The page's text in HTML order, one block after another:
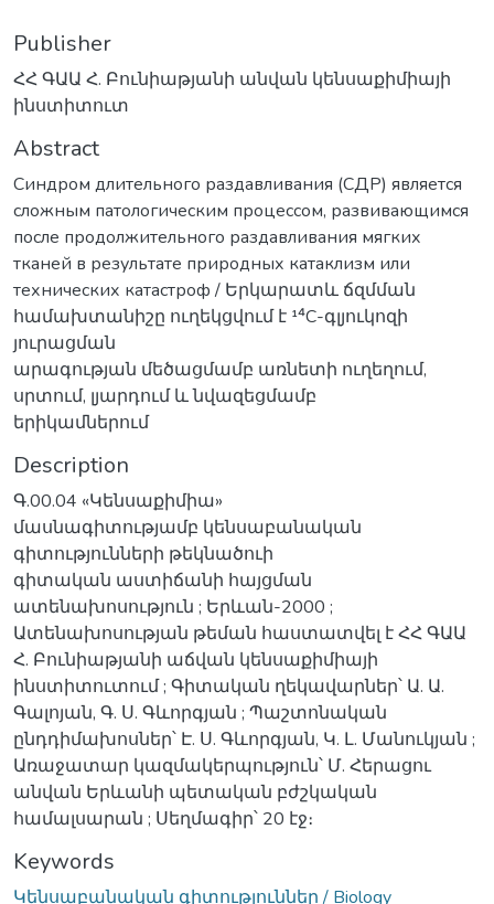
Publisher
ՀՀ ԳԱԱ Հ. Բունիաթյանի անվան կենսաքիմիայի
ինստիտուտ
Abstract
Синдром длительного раздавливания (СДР) является
сложным патологическим процессом, развивающимся
после продолжительного раздавливания мягких
тканей в результате природных катаклизм или
технических катастроф / Երկարատև ճզմման
համախտանիշը ուղեկցվում է ¹⁴C-գլյուկոզի
յուրացման
արագության մեծացմամբ առնետի ուղեղում,
սրտում, լյարդում և նվազեցմամբ
երիկամներում
Description
Գ.00.04 «Կենսաքիմիա»
մասնագիտությամբ կենսաբանական
գիտությունների թեկնածուի
գիտական աստիճանի հայցման
ատենախոսություն ; Երևան-2000 ;
Ատենախոսության թեման հաստատվել է ՀՀ ԳԱԱ
Հ. Բունիաթյանի աճվան կենսաքիմիայի
ինստիտուտում ; Գիտական ղեկավարներ՝ Ա. Ա.
Գալոյան, Գ. Ս. Գևորգյան ; Պաշտոնական
ընդդիմախոսներ՝ Է. Ս. Գևորգյան, Կ. Լ. Մանուկյան ;
Առաջատար կազմակերպություն՝ Մ. Հերացու
անվան Երևանի պետական բժշկական
համալսարան ; Սեղմագիր՝ 20 էջ։
Keywords
Կենսաբանական գիտություններ / Biology